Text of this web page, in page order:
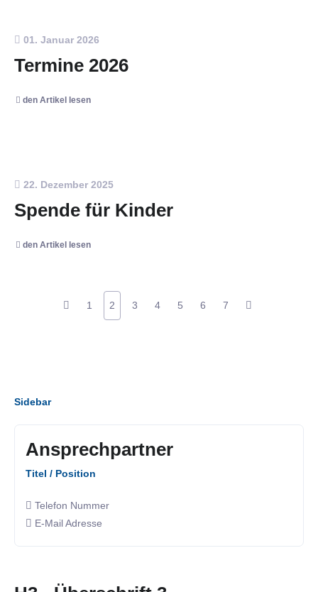
01. Januar 2026
Termine 2026
den Artikel lesen
22. Dezember 2025
Spende für Kinder
den Artikel lesen
1 2 3 4 5 6 7
Sidebar
Ansprechpartner
Titel / Position
Telefon Nummer
E-Mail Adresse